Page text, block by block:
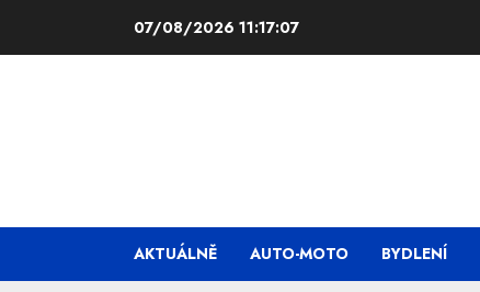
07/08/2026 11:17:07
AKTUÁLNĚ AUTO-MOTO BYDLENÍ